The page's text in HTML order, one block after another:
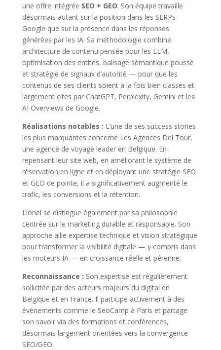
une offre intégrée SEO + GEO. Son équipe travaille
désormais autant sur la position dans les SERPs
Google que sur la présence dans les réponses
générées par les IA. Sa méthodologie combine
architecture de contenu pensée pour les LLM,
optimisation des entités, balisage sémantique poussé
et stratégie de signaux d’autorité — pour que les
contenus de ses clients soient à la fois bien classés et
largement cités par ChatGPT, Perplexity, Gemini et les
AI Overviews de Google.
Réalisations notables : L’une de ses success stories
les plus marquantes concerne Les Agences Del Tour,
une agence de voyage leader en Belgique. En
repensant leur site web, en améliorant le système de
réservation en ligne et en déployant une stratégie SEO
et GEO de pointe, il a significativement augmenté le
trafic, les conversions et la rétention.
Lionel se distingue également par sa philosophie
centrée sur le marketing durable et responsable. Son
approche allie expertise technique et vision stratégique
pour transformer la visibilité digitale — y compris dans
les moteurs IA — en croissance réelle et pérenne.
Reconnaissance : Son expertise est régulièrement
sollicitée par des acteurs majeurs du digital en
Belgique et en France. Il participe activement à des
événements comme le SeoCamp à Paris et partage
son savoir via des formations et conférences,
désormais largement orientées vers la convergence
SEO/GEO.